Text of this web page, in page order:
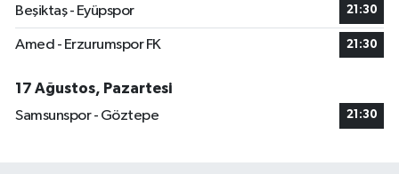
Beşiktaş - Eyüpspor 21:30
Amed - Erzurumspor FK 21:30
17 Ağustos, Pazartesi
Samsunspor - Göztepe
21:30